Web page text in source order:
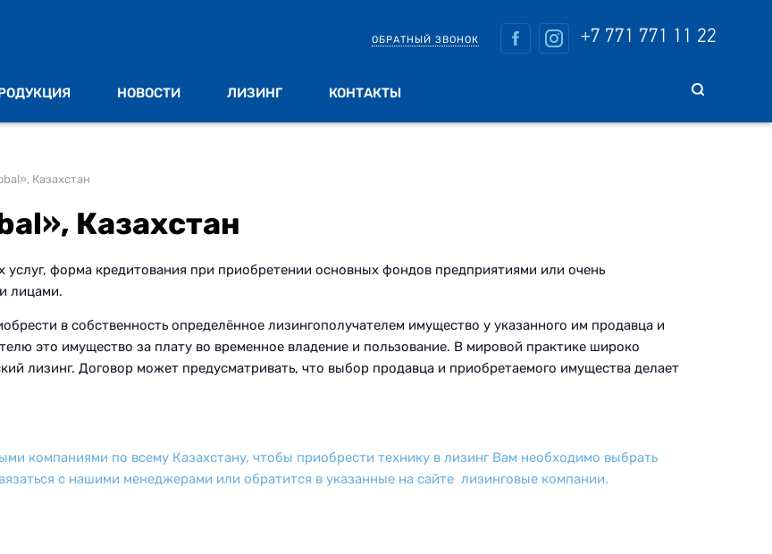
+7 771 771 11 22
ОБРАТНЫЙ ЗВОНОК
НОВОСТИ ЛИЗИНГ КОНТАКТЫ
Казахстан
Казахстан
услуг, форма кредитования при приобретении основных фондов предприятиями или очень
лицами.
в собственность определённое лизингополучателем имущество у указанного им продавца и
это имущество за плату во временное владение и пользование. В мировой практике широко
лизинг. Договор может предусматривать, что выбор продавца и приобретаемого имущества делает
компаниями по всему Казахстану, чтобы приобрести технику в лизинг Вам необходимо выбрать
с нашими менеджерами или обратится в указанные на сайте лизинговые компании.